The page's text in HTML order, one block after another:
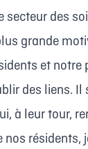
des
grande
et
des liens.
à leur tour,
résidents,